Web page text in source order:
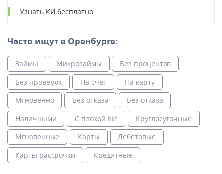
Узнать КИ бесплатно
Часто ищут в Оренбурге:
Займы Микрозаймы
Без процентов
Без проверок
На счет
На карту
Мгновенно
Без отказа
Без отказа
Наличными
С плохой КИ
Круглосуточные
Мгновенные
Карты
Дебетовые
Карты рассрочки
Кредитные